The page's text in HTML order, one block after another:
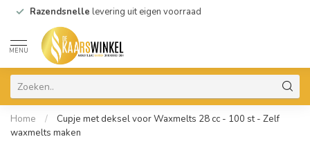
Razendsnelle levering uit eigen voorraad
MENU
Home /
Cupje met deksel voor Waxmelts 28 cc - 100 st - Zelf
waxmelts maken